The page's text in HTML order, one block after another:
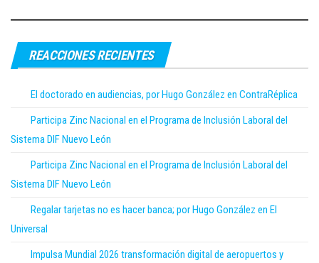
REACCIONES RECIENTES
El doctorado en audiencias, por Hugo González en ContraRéplica
Participa Zinc Nacional en el Programa de Inclusión Laboral del
Sistema DIF Nuevo León
Participa Zinc Nacional en el Programa de Inclusión Laboral del
Sistema DIF Nuevo León
Regalar tarjetas no es hacer banca; por Hugo González en El
Universal
Impulsa Mundial 2026 transformación digital de aeropuertos y